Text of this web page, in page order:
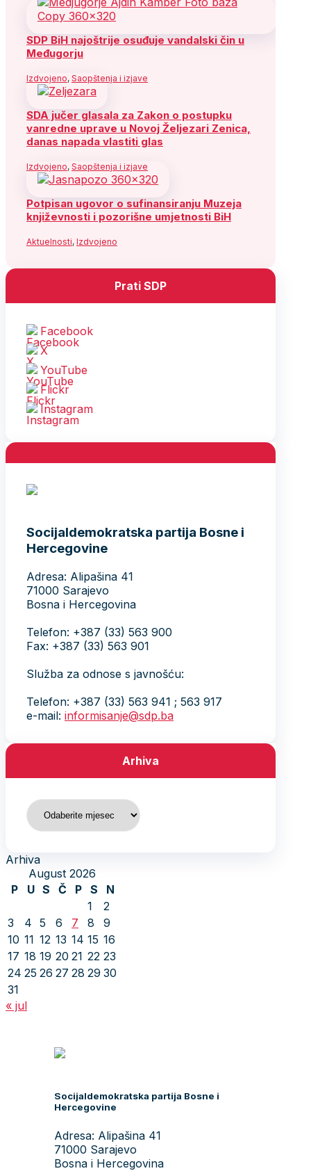
SDP BiH najoštrije osuđuje vandalski čin u
Međugorju
Izdvojeno, Saopštenja i izjave
SDA jučer glasala za Zakon o postupku
vanredne uprave u Novoj Željezari Zenica,
danas napada vlastiti glas
Izdvojeno, Saopštenja i izjave
Potpisan ugovor o sufinansiranju Muzeja
književnosti i pozorišne umjetnosti BiH
Aktuelnosti, Izdvojeno
Prati SDP
Facebook
X
YouTube
Flickr
Instagram
Socijaldemokratska partija Bosne i
Hercegovine
Adresa: Alipašina 41
71000 Sarajevo
Bosna i Hercegovina
Telefon: +387 (33) 563 900
Fax: +387 (33) 563 901
Služba za odnose s javnošću:
Telefon: +387 (33) 563 941 ; 563 917
e-mail: informisanje@sdp.ba
Arhiva
Arhiva
Arhiva
August 2026
P
U S Č P S
N
1
2
3
4 5 6 7 8
9
10 11 12 13 14 15 16
17 18 19 20 21 22 23
24 25 26 27 28 29 30
31
« jul
Socijaldemokratska partija Bosne i
Hercegovine
Adresa: Alipašina 41
71000 Sarajevo
Bosna i Hercegovina